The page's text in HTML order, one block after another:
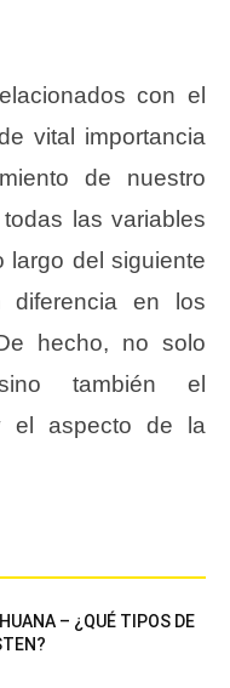
con el
vital importancia
de nuestro
las variables
largo del siguiente
diferencia en los
hecho, no solo
también el
el aspecto de la
– ¿QUÉ TIPOS DE